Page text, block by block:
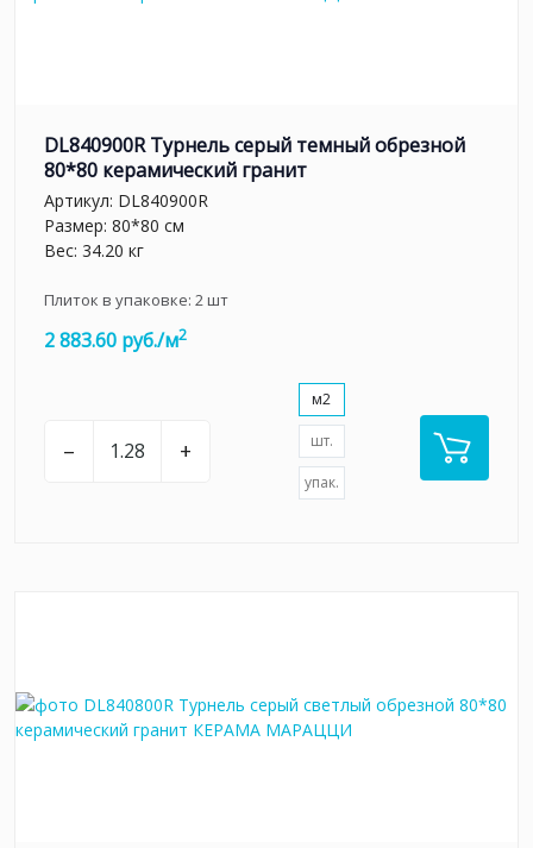
DL840900R Турнель серый темный обрезной
80*80 керамический гранит
Артикул: DL840900R
Размер: 80*80 см
Вес: 34.20 кг
Плиток в упаковке: 2шт
2 883.60 руб./м2
– +
м2
шт.
упак.